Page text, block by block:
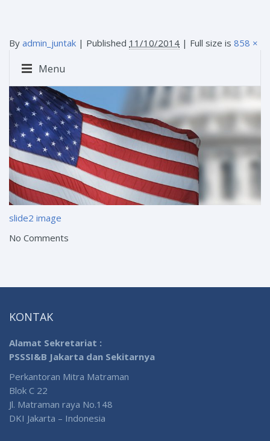
Menu
By admin_juntak | Published 11/10/2014 | Full size is 858 ×
slide2 image
No Comments
KONTAK
Alamat Sekretariat :
PSSSI&B Jakarta dan Sekitarnya
Perkantoran Mitra Matraman
Blok C 22
Jl. Matraman raya No.148
DKI Jakarta – Indonesia